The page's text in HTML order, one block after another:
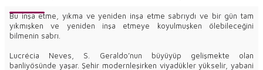
Bu inşa etme, yıkma ve yeniden inşa etme sabrıydı ve bir gün tam
yıkmışken ve yeniden inşa etmeye koyulmuşken ölebileceğini
bilmenin sabrı.
Lucrécia Neves, S. Geraldo’nun büyüyüp gelişmekte olan
banliyösünde yaşar. Şehir modernleşirken viyadükler yükselir, yabani